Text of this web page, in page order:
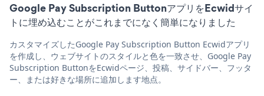
Google Pay Subscription ButtonアプリをEcwidサイ
トに埋め込むことがこれまでになく簡単になりました
カスタマイズしたGoogle Pay Subscription Button Ecwidアプリ
を作成し、ウェブサイトのスタイルと色を一致させ、Google Pay
Subscription ButtonをEcwidページ、投稿、サイドバー、フッタ
ー、または好きな場所に追加します地点。